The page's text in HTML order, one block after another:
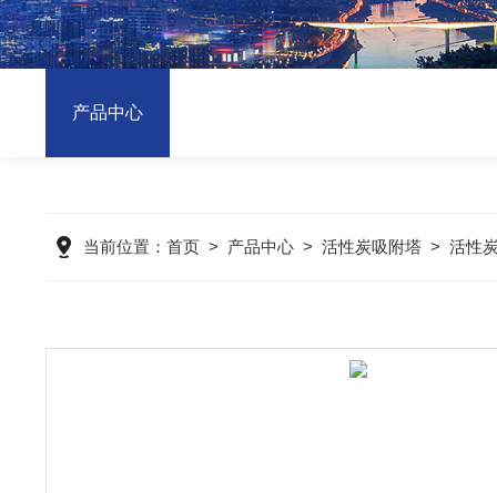
产品中心
当前位置： 首页> 产品中心> 活性炭吸附塔> 活性